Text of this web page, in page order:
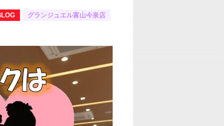
グランジュエル富山今泉店